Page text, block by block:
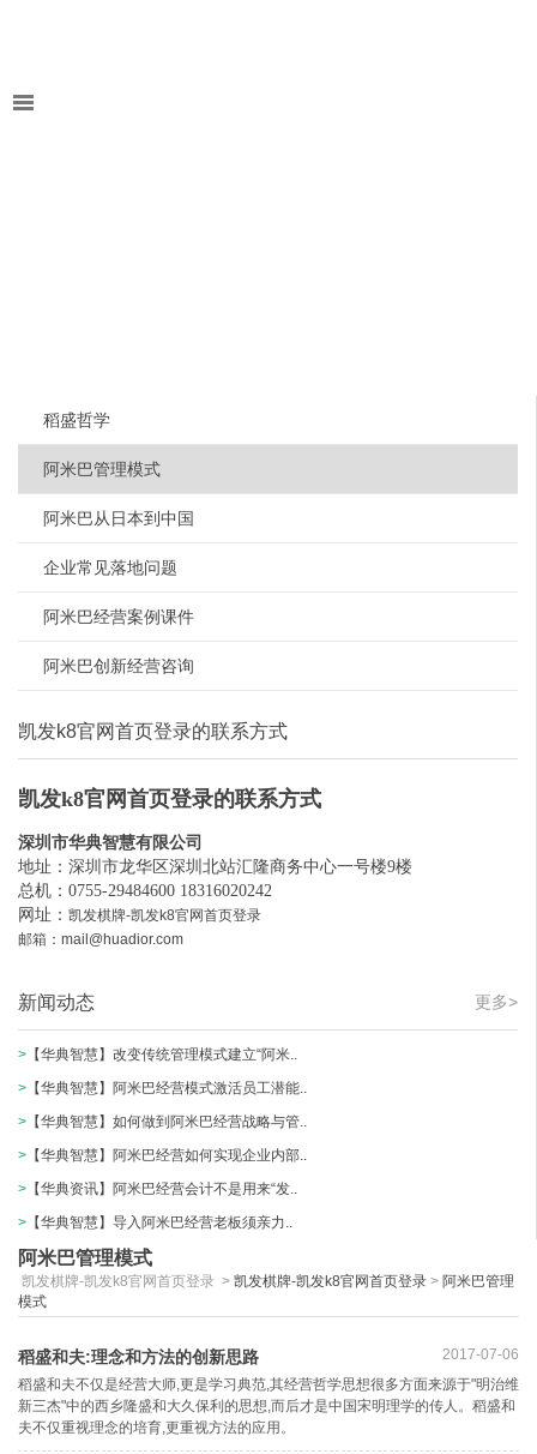
稻盛哲学
阿米巴管理模式
阿米巴从日本到中国
企业常见落地问题
阿米巴经营案例课件
阿米巴创新经营咨询
凯发k8官网首页登录的联系方式
凯发k8官网首页登录的联系方式
深圳市华典智慧有限公司
地址：深圳市龙华区深圳北站汇隆商务中心一号楼9楼
总机：0755-29484600 18316020242
网址： 凯发棋牌-凯发k8官网首页登录
邮箱： mail@huadior.com
更多>
新闻动态
> 【华典智慧】改变传统管理模式建立“阿米..
> 【华典智慧】阿米巴经营模式激活员工潜能..
> 【华典智慧】如何做到阿米巴经营战略与管..
> 【华典智慧】阿米巴经营如何实现企业内部..
> 【华典资讯】阿米巴经营会计不是用来“发..
> ​【华典智慧】导入阿米巴经营老板须亲力..
阿米巴管理模式
凯发棋牌-凯发k8官网首页登录 > 凯发棋牌-凯发k8官网首页登录 > 阿米巴管理
模式
稻盛和夫:理念和方法的创新思路
2017-07-06
稻盛和夫不仅是经营大师,更是学习典范,其经营哲学思想很多方面来源于"明治维
新三杰"中的西乡隆盛和大久保利的思想,而后才是中国宋明理学的传人。稻盛和
夫不仅重视理念的培育,更重视方法的应用。